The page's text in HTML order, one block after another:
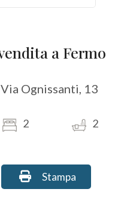
a Fermo
Ognissanti, 13
2 2
280-16Stampa: Cod. PU-
Stampa